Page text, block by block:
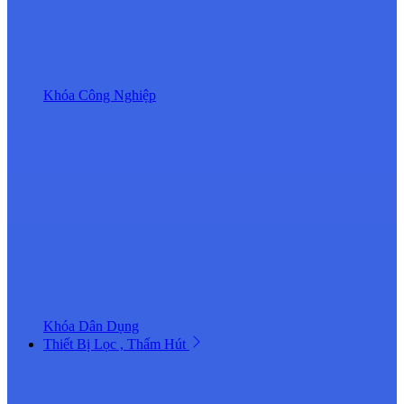
Khóa Công Nghiệp
Khóa Dân Dụng
Thiết Bị Lọc , Thấm Hút